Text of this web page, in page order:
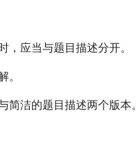
应当与题目描述分开。
。
简洁的题目描述两个版本。